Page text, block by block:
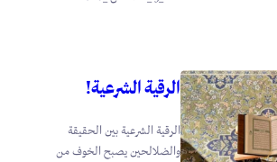
الرقية الشرعية!
الرقية الشرعية بين الحقيقة
والضلالحين يصبح الخوف من